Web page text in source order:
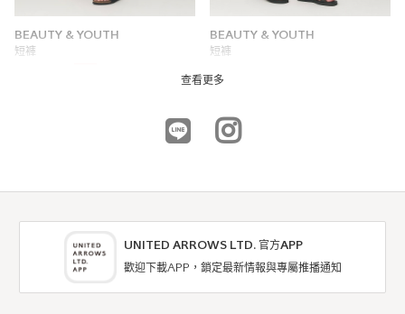
BEAUTY & YOUTH
短褲
BEAUTY & YOUTH
短褲
NTD3,950
查看更多
UNITED ARROWS LTD. 官方APP
歡迎下載APP，鎖定最新情報與專屬推播通知